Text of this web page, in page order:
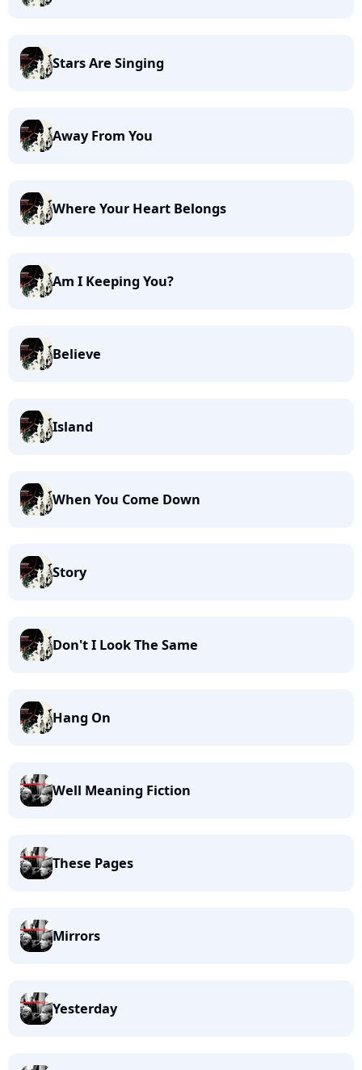
Stars Are Singing
Away From You
Where Your Heart Belongs
Am I Keeping You?
Believe
Island
When You Come Down
Story
Don't I Look The Same
Hang On
Well Meaning Fiction
These Pages
Mirrors
Yesterday